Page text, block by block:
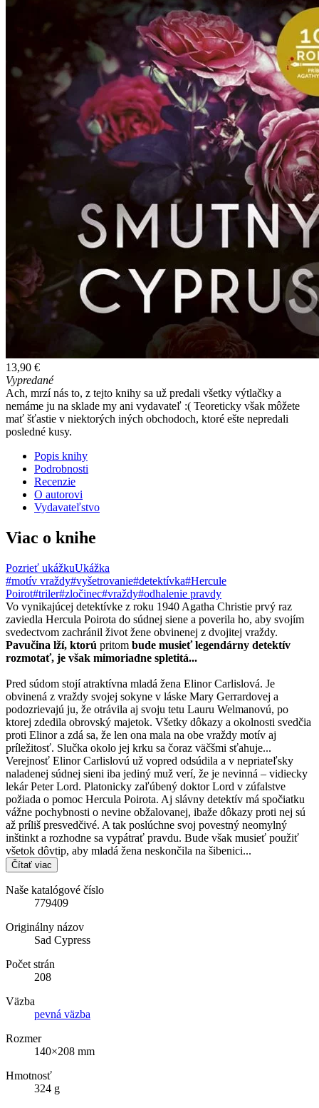
13,90 €
Vypredané
Ach, mrzí nás to, z tejto knihy sa už predali všetky výtlačky a
nemáme ju na sklade my ani vydavateľ :( Teoreticky však môžete
mať šťastie v niektorých iných obchodoch, ktoré ešte nepredali
posledné kusy.
Popis knihy
Podrobnosti
Recenzie
O autorovi
Vydavateľstvo
Viac o knihe
Pozrieť ukážkuUkážka
#motív vraždy#vyšetrovanie#detektívka#Hercule
Poirot#triler#zločinec#vraždy#odhalenie pravdy
Vo vynikajúcej detektívke z roku 1940 Agatha Christie prvý raz
zaviedla Hercula Poirota do súdnej siene a poverila ho, aby svojím
svedectvom zachránil život žene obvinenej z dvojitej vraždy.
Pavučina lží, ktorú pritom bude musieť legendárny detektív
rozmotať, je však mimoriadne spletitá...
Pred súdom stojí atraktívna mladá žena Elinor Carlislová. Je
obvinená z vraždy svojej sokyne v láske Mary Gerrardovej a
podozrievajú ju, že otrávila aj svoju tetu Lauru Welmanovú, po
ktorej zdedila obrovský majetok. Všetky dôkazy a okolnosti svedčia
proti Elinor a zdá sa, že len ona mala na obe vraždy motív aj
príležitosť. Slučka okolo jej krku sa čoraz väčšmi sťahuje...
Verejnosť Elinor Carlislovú už vopred odsúdila a v nepriateľsky
naladenej súdnej sieni iba jediný muž verí, že je nevinná – vidiecky
lekár Peter Lord. Platonicky zaľúbený doktor Lord v zúfalstve
požiada o pomoc Hercula Poirota. Aj slávny detektív má spočiatku
vážne pochybnosti o nevine obžalovanej, ibaže dôkazy proti nej sú
až príliš presvedčivé. A tak poslúchne svoj povestný neomylný
inštinkt a rozhodne sa vypátrať pravdu. Bude však musieť použiť
všetok dôvtip, aby mladá žena neskončila na šibenici...
Čítať viac
Naše katalógové číslo
779409
Originálny názov
Sad Cypress
Počet strán
208
Väzba
pevná väzba
Rozmer
140×208 mm
Hmotnosť
324 g